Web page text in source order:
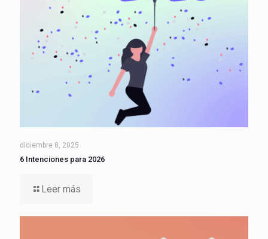
diciembre 8, 2025
6 Intenciones para 2026
Leer más